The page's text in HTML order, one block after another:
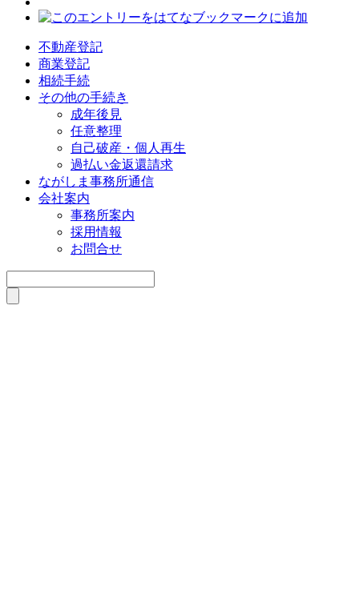
不動産登記
商業登記
相続手続
その他の手続き
成年後見
任意整理
自己破産・個人再生
過払い金返還請求
ながしま事務所通信
会社案内
事務所案内
採用情報
お問合せ